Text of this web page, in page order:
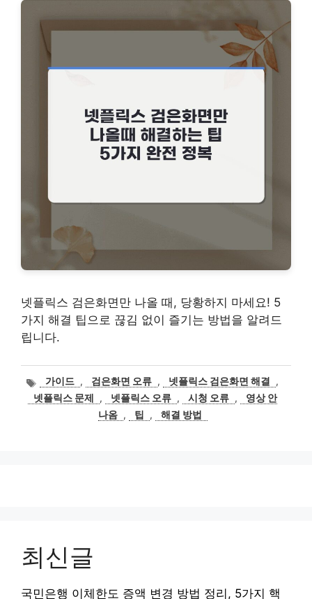
넷플릭스 검은화면만 나올 때, 당황하지 마세요! 5
가지 해결 팁으로 끊김 없이 즐기는 방법을 알려드
립니다.
태
그
가이드 , 검은화면 오류 , 넷플릭스 검은화면 해결
,
넷플릭스 문제
, 넷플릭스 오류 , 시청 오류 ,
영상 안
나옴 , 팁 , 해결 방법
최신글
국민은행 이체한도 증액 변경 방법 정리, 5가지 핵